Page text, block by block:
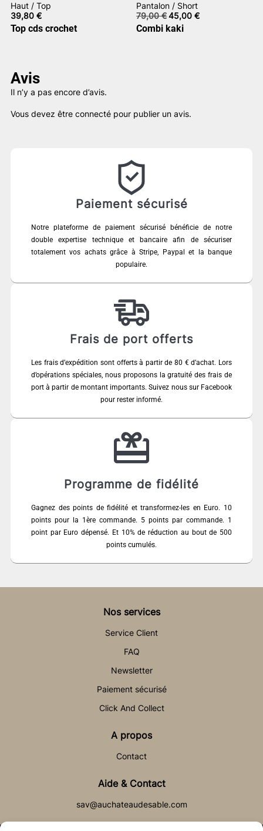
Haut / Top
39,80 €
Top cds crochet
Pantalon / Short
79,00€Le
prix
initial
45,00€Le
Combi kaki
Avis
Il n’y a pas encore d’avis.
Vous devez être connecté pour publier un avis.
Paiement sécurisé
Notre plateforme de paiement sécurisé bénéficie de notre
double expertise technique et bancaire afin de sécuriser
totalement vos achats grâce à Stripe, Paypal et la banque
populaire.
Frais de port offerts
Les frais d’expédition sont offerts à partir de 80 € d’achat. Lors
d’opérations spéciales, nous proposons la gratuité des frais de
port à partir de montant importants. Suivez nous sur Facebook
pour rester informé.
Programme de fidélité
Gagnez des points de fidélité et transformez-les en Euro. 10
points pour la 1ère commande. 5 points par commande. 1
point par Euro dépensé. Et 10% de réduction au bout de 500
points cumulés.
Nos services
Service Client
FAQ
Newsletter
Paiement sécurisé
Click And Collect
A propos
Contact
Aide & Contact
sav@auchateaudesable.com